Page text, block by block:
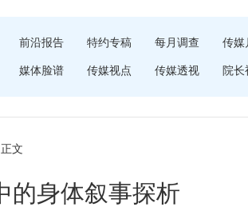
前沿报告 特约专稿 每月调查 传媒
媒体脸谱 传媒视点 传媒透视 院长
文
的身体叙事探析